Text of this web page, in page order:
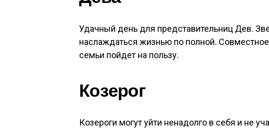
Удачный день для представительниц Дев.
наслаждаться жизнью по полной.
семьи пойдет на пользу.
Козерог
Козероги могут уйти ненадолго в себя и не